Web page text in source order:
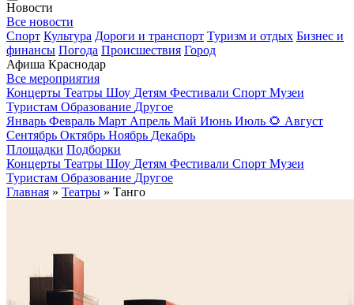
Новости
Все новости
Спорт Культура Дороги и транспорт Туризм и отдых Бизнес и
финансы Погода Происшествия Город
Афиша Краснодар
Все мероприятия
Концерты Театры Шоу Детям Фестивали Спорт Музеи
Туристам Образование Другое
Январь Февраль Март Апрель Май Июнь Июль 🌻 Август
Сентябрь Октябрь Ноябрь Декабрь
Площадки Подборки
Концерты Театры Шоу Детям Фестивали Спорт Музеи
Туристам Образование Другое
Главная » Театры » Танго